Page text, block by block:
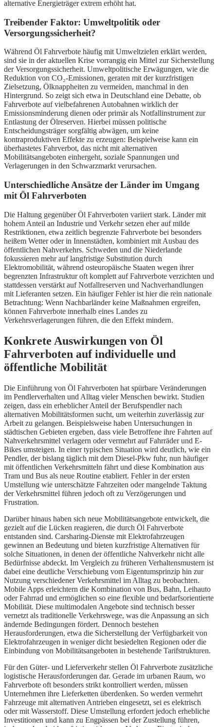
alternative Energieträger extrem erhöht hat.
Treibender Faktor: Umweltpolitik oder
Versorgungssicherheit?
Während Öl Fahrverbote häufig mit Umweltzielen erklärt werden,
sind sie in der aktuellen Krise vorrangig ein Mittel zur Sicherstellung
der Versorgungssicherheit. Umweltpolitische Erwägungen, wie die
Reduktion von CO₂-Emissionen, geraten mit der kurzfristigen
Zielsetzung, Ölknappheiten zu vermeiden, manchmal in den
Hintergrund. So zeigt sich etwa in Deutschland eine Debatte, ob
Fahrverbote auf vielbefahrenen Autobahnen wirklich der
Emissionsminderung dienen oder primär als Notfallinstrument zur
Entlastung der Ölreserven. Hierbei müssen politische
Entscheidungsträger sorgfältig abwägen, um keine
kontraproduktiven Effekte zu erzeugen: Beispielweise kann ein
überhastetes Fahrverbot, das nicht mit alternativen
Mobilitätsangeboten einhergeht, soziale Spannungen und
Verlagerungen in den Schwarzmarkt verursachen.
Unterschiedliche Ansätze der Länder im Umgang
mit Öl Fahrverboten
Die Haltung gegenüber Öl Fahrverboten variiert stark. Länder mit
hohem Anteil an Industrie und Verkehr setzen eher auf milde
Restriktionen, etwa zeitlich begrenzte Fahrverbote bei besonders
heißem Wetter oder in Innenstädten, kombiniert mit Ausbau des
öffentlichen Nahverkehrs. Schweden und die Niederlande
fokussieren mehr auf langfristige Substitution durch
Elektromobilität, während osteuropäische Staaten wegen ihrer
begrenzten Infrastruktur oft komplett auf Fahrverbote verzichten und
stattdessen verstärkt auf Notfallreserven und Nachverhandlungen
mit Lieferanten setzen. Ein häufiger Fehler ist hier die rein nationale
Betrachtung: Wenn Nachbarländer keine Maßnahmen ergreifen,
können Fahrverbote innerhalb eines Landes zu
Verkehrsverlagerungen führen, die den Effekt mindern.
Konkrete Auswirkungen von Öl
Fahrverboten auf individuelle und
öffentliche Mobilität
Die Einführung von Öl Fahrverboten hat spürbare Veränderungen
im Pendlerverhalten und Alltag vieler Menschen bewirkt. Studien
zeigen, dass ein erheblicher Anteil der Berufspendler nach
alternativen Mobilitätsformen sucht, um weiterhin zuverlässig zur
Arbeit zu gelangen. Beispielsweise haben Untersuchungen in
städtischen Gebieten ergeben, dass viele Betroffene ihre Fahrten auf
Nahverkehrsmittel verlagern oder vermehrt auf Fahrräder und E-
Bikes umsteigen. In einer typischen Situation wird deutlich, wie ein
Pendler, der bislang täglich mit dem Diesel-Pkw fuhr, nun häufiger
mit öffentlichen Verkehrsmitteln fährt und diese Kombination aus
Tram und Bus als neue Routine etabliert. Fehler in der ersten
Umstellung wie unterschätzte Fahrzeiten oder mangelnde Taktung
der Verkehrsmittel führen jedoch oft zu Verzögerungen und
Frustration.
Darüber hinaus haben sich neue Mobilitätsangebote entwickelt, die
gezielt auf die Lücken reagieren, die durch Öl Fahrverbote
entstanden sind. Carsharing-Dienste mit Elektrofahrzeugen
gewinnen an Bedeutung und bieten kurzfristige Alternativen für
solche Situationen, in denen der öffentliche Nahverkehr nicht alle
Bedürfnisse abdeckt. Im Vergleich zu früheren Verhaltensmustern ist
dabei eine deutliche Verschiebung vom Eigentumsprinzip hin zur
Nutzung verschiedener Verkehrsmittel im Alltag zu beobachten.
Mobile Apps erleichtern die Kombination von Bus, Bahn, Leihauto
oder Fahrrad und ermöglichen so eine flexible und bedarfsorientierte
Mobilität. Diese multimodalen Angebote sind technisch besser
vernetzt als traditionelle Verkehrswege, was die Anpassung an sich
ändernde Bedingungen fördert. Dennoch bestehen
Herausforderungen, etwa die Sicherstellung der Verfügbarkeit von
Elektrofahrzeugen in weniger dicht besiedelten Regionen oder die
Einbindung von Mobilitätsangeboten in bestehende Tarifstrukturen.
Für den Güter- und Lieferverkehr stellen Öl Fahrverbote zusätzliche
logistische Herausforderungen dar. Gerade im urbanen Raum, wo
Fahrverbote oft besonders strikt kontrolliert werden, müssen
Unternehmen ihre Lieferketten überdenken. So werden vermehrt
Fahrzeuge mit alternativen Antrieben eingesetzt, sei es elektrisch
oder mit Wasserstoff. Diese Umstellung erfordert jedoch erhebliche
Investitionen und kann zu Engpässen bei der Zustellung führen,